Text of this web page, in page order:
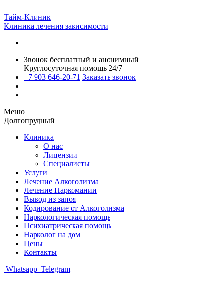
Тайм-Клиник
Клиника лечения зависимости
Звонок бесплатный и анонимный
Круглосуточная помощь 24/7
+7 903 646-20-71 Заказать звонок
Меню
Долгопрудный
Клиника
О нас
Лицензии
Специалисты
Услуги
Лечение Алкоголизма
Лечение Наркомании
Вывод из запоя
Кодирование от Алкоголизма
Наркологическая помощь
Психиатрическая помощь
Нарколог на дом
Цены
Контакты
Whatsapp Telegram